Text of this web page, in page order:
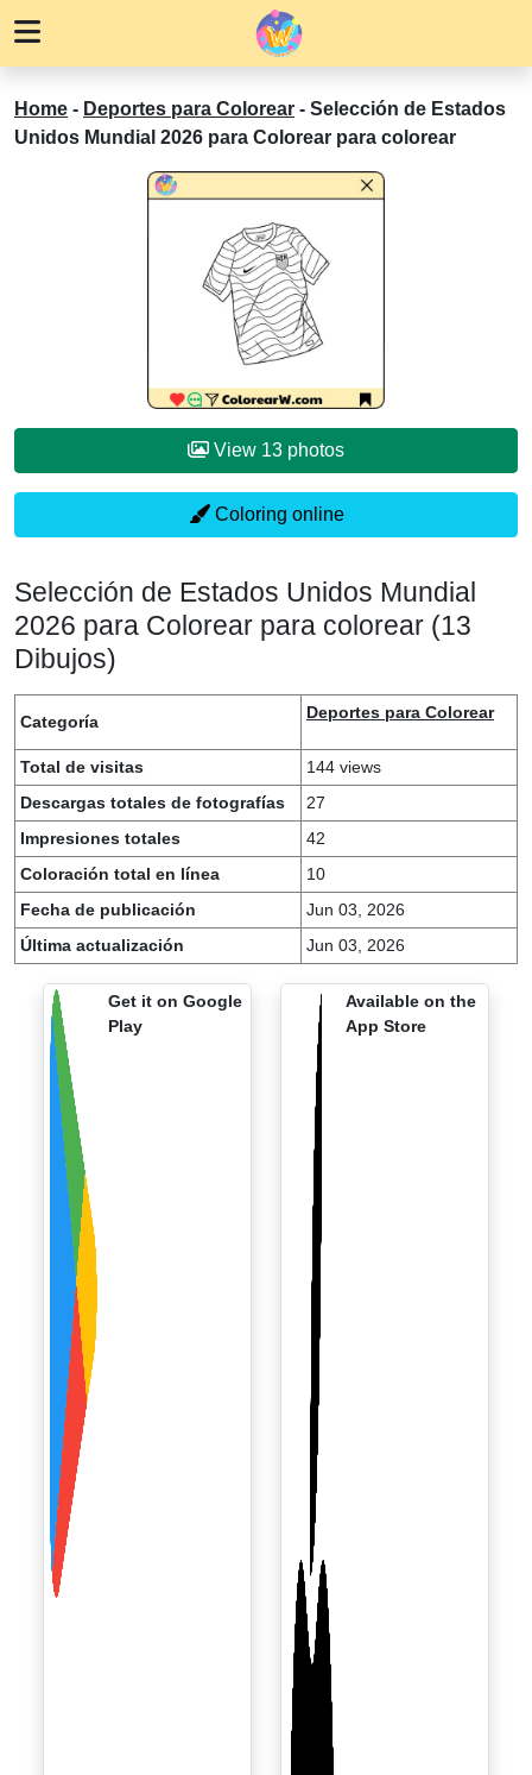
Home - Deportes para Colorear - Selección de Estados
Unidos Mundial 2026 para Colorear para colorear
View 13 photos
Coloring online
Selección de Estados Unidos Mundial
2026 para Colorear para colorear (13
Dibujos)
Categoría Deportes para Colorear
Total de visitas
144 views
Descargas totales de fotografías
27
Impresiones totales
42
Coloración total en línea
10
Fecha de publicación
Jun 03, 2026
Última actualización
Jun 03, 2026
Get it on Google
Play
Available on the
App Store